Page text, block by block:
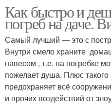
Как быстро и
погреб на даче.
Самый лучший — это с
Внутри смело храните
навесом , т.е. на погребке
пожелает душа. Плюс такого
предохраняет всё
и прочих воздействий от